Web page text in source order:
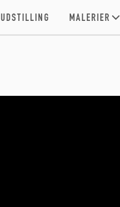
UDSTILLING MALERIER